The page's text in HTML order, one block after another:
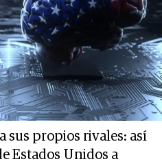
sus propios rivales: así
Estados Unidos a